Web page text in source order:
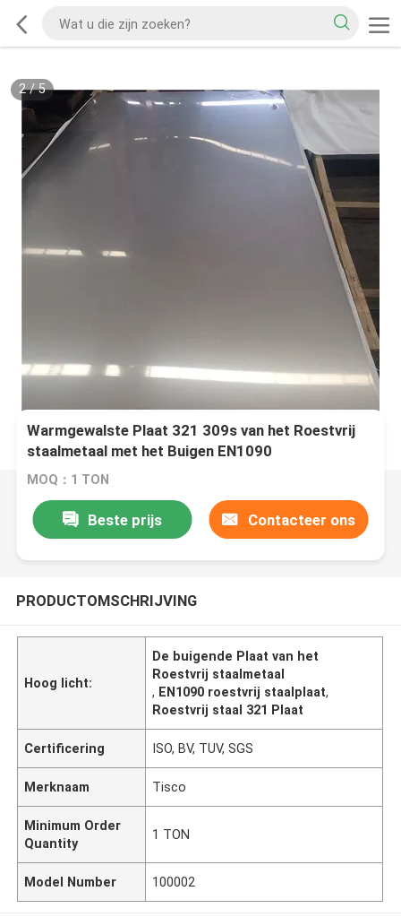
2/5
Warmgewalste Plaat 321 309s van het Roestvrij
staalmetaal met het Buigen EN1090
MOQ：1 TON
Beste prijs Contacteer ons
PRODUCTOMSCHRIJVING
Hoog licht:
De buigende Plaat van het
Roestvrij staalmetaal
, EN1090 roestvrij staalplaat,
Roestvrij staal 321 Plaat
Certificering ISO, BV, TUV, SGS
Merknaam Tisco
Minimum Order
Quantity
1 TON
Model Number 100002